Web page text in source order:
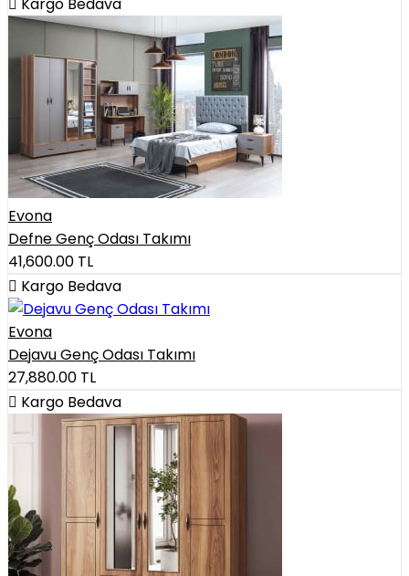
Evona
Defne Genç Odası Takımı
41,600.00 TL
Kargo Bedava
Evona
Dejavu Genç Odası Takımı
27,880.00 TL
Kargo Bedava